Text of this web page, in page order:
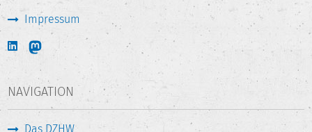
Impressum
NAVIGATION
Das DZHW